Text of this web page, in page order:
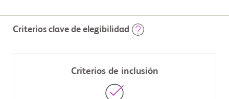
Criterios clave de elegibilidad
Criterios de inclusión